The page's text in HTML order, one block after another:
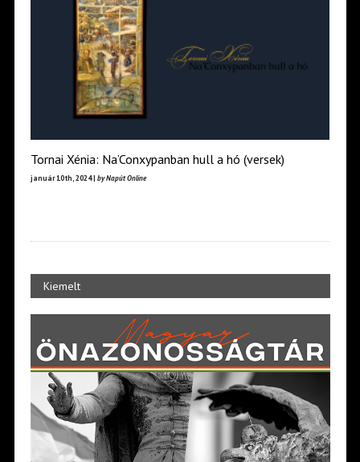
Tornai Xénia: Na’Conxypanban hull a hó (versek)
január 10th, 2024 | by Napút Online
Kiemelt